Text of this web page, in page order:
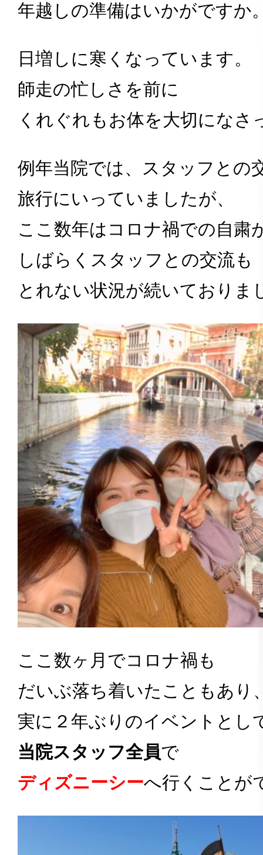
年越しの準備はいかがですか
日増しに寒くなっています。
師走の忙しさを前に
くれぐれもお体を大切になさ
例年当院では、スタッフとの
旅行にいっていましたが、
ここ数年はコロナ禍での自粛
しばらくスタッフとの交流も
とれない状況が続いておりま
ここ数ヶ月でコロナ禍も
だいぶ落ち着いたこともあり
実に２年ぶりのイベントとし
当院スタッフ全員で
ディズニーシーへ行くことが